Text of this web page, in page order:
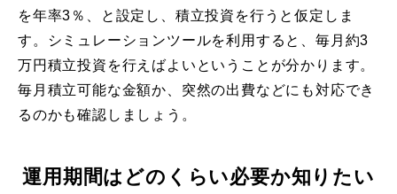
を年率3％、と設定し、積立投資を行うと仮定しま
す。シミュレーションツールを利用すると、毎月約3
万円積立投資を行えばよいということが分かります。
毎月積立可能な金額か、突然の出費などにも対応でき
るのかも確認しましょう。
運用期間はどのくらい必要か知りたい